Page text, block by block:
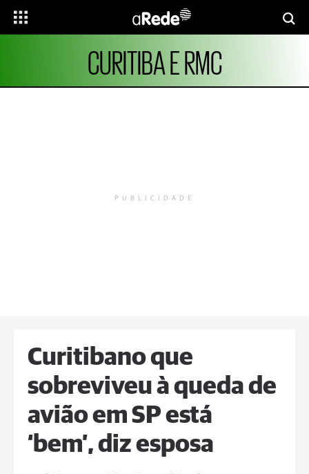
CURITIBA E RMC
PUBLICIDADE
Curitibano que
sobreviveu à queda de
avião em SP está
‘bem’, diz esposa